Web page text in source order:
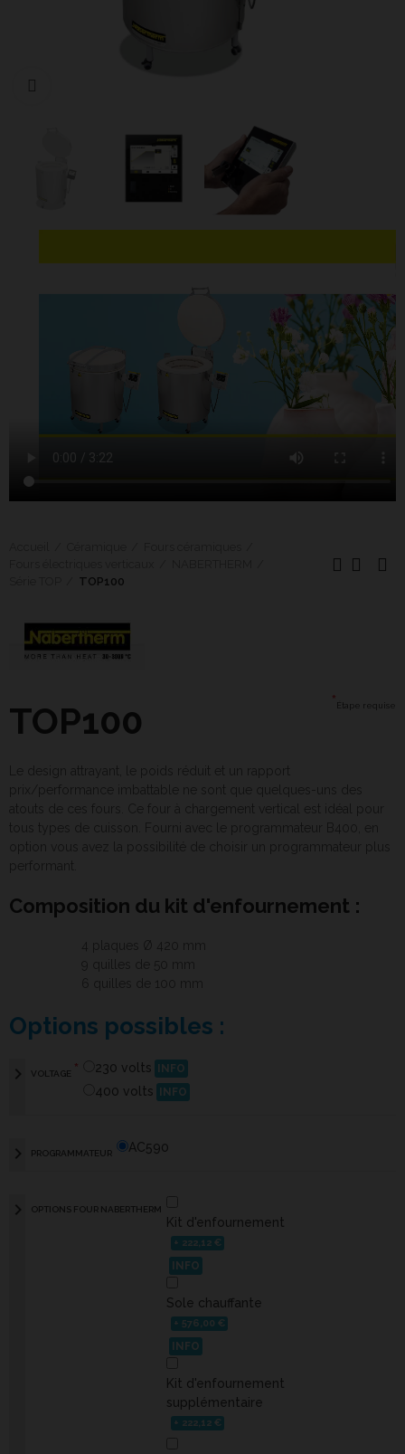
TOP100
TOP100 *Étape requise
Composition du kit d'enfournement :
Options possibles :
chevron_right VOLTAGE * 230 volts INFO
400 volts INFO
chevron_right PROGRAMMATEUR AC590
chevron_right OPTIONS FOUR NABERTHERM
Kit d'enfournement
+ 222,12 €
INFO
Sole chauffante
+ 576,00 €
INFO
Kit d'enfournement
supplémentaire
+ 222,12 €